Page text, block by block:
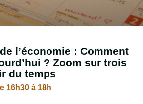
l’économie : Comment
? Zoom sur trois
du temps
16h30 à 18h